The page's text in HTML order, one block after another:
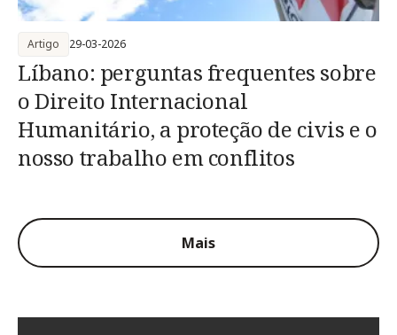
Líbano: perguntas frequentes sobre
o Direito Internacional
Humanitário, a proteção de civis e o
nosso trabalho em conflitos
Artigo 29-03-2026
Mais